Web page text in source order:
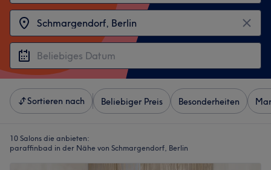
Sortieren nach Beliebiger Preis Besonderheiten
10 Salons die anbieten:
paraffinbad in der Nähe von Schmargendorf, Berlin